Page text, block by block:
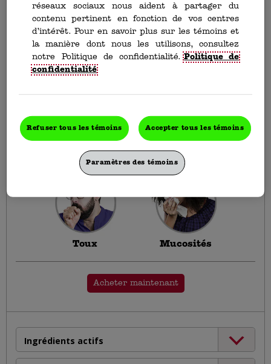
poitrine
Débarrassez-vous de la congestion de la
poitrine.
Offert en flacons de
heures des symptômes du rhume comme la toux, la
congestion de la poitrine et la congestion nasale.
Toux Mucosités
Acheter maintenant
Ingrédients actifs
réseaux sociaux nous aident à partager du
contenu pertinent en fonction de vos centres
d’intérêt. Pour en savoir plus sur les témoins et
la manière dont nous les utilisons, consultez
notre Politique de confidentialité. Politique de
confidentialité
Refuser tous les témoins Accepter tous les témoins
Paramètres des témoins